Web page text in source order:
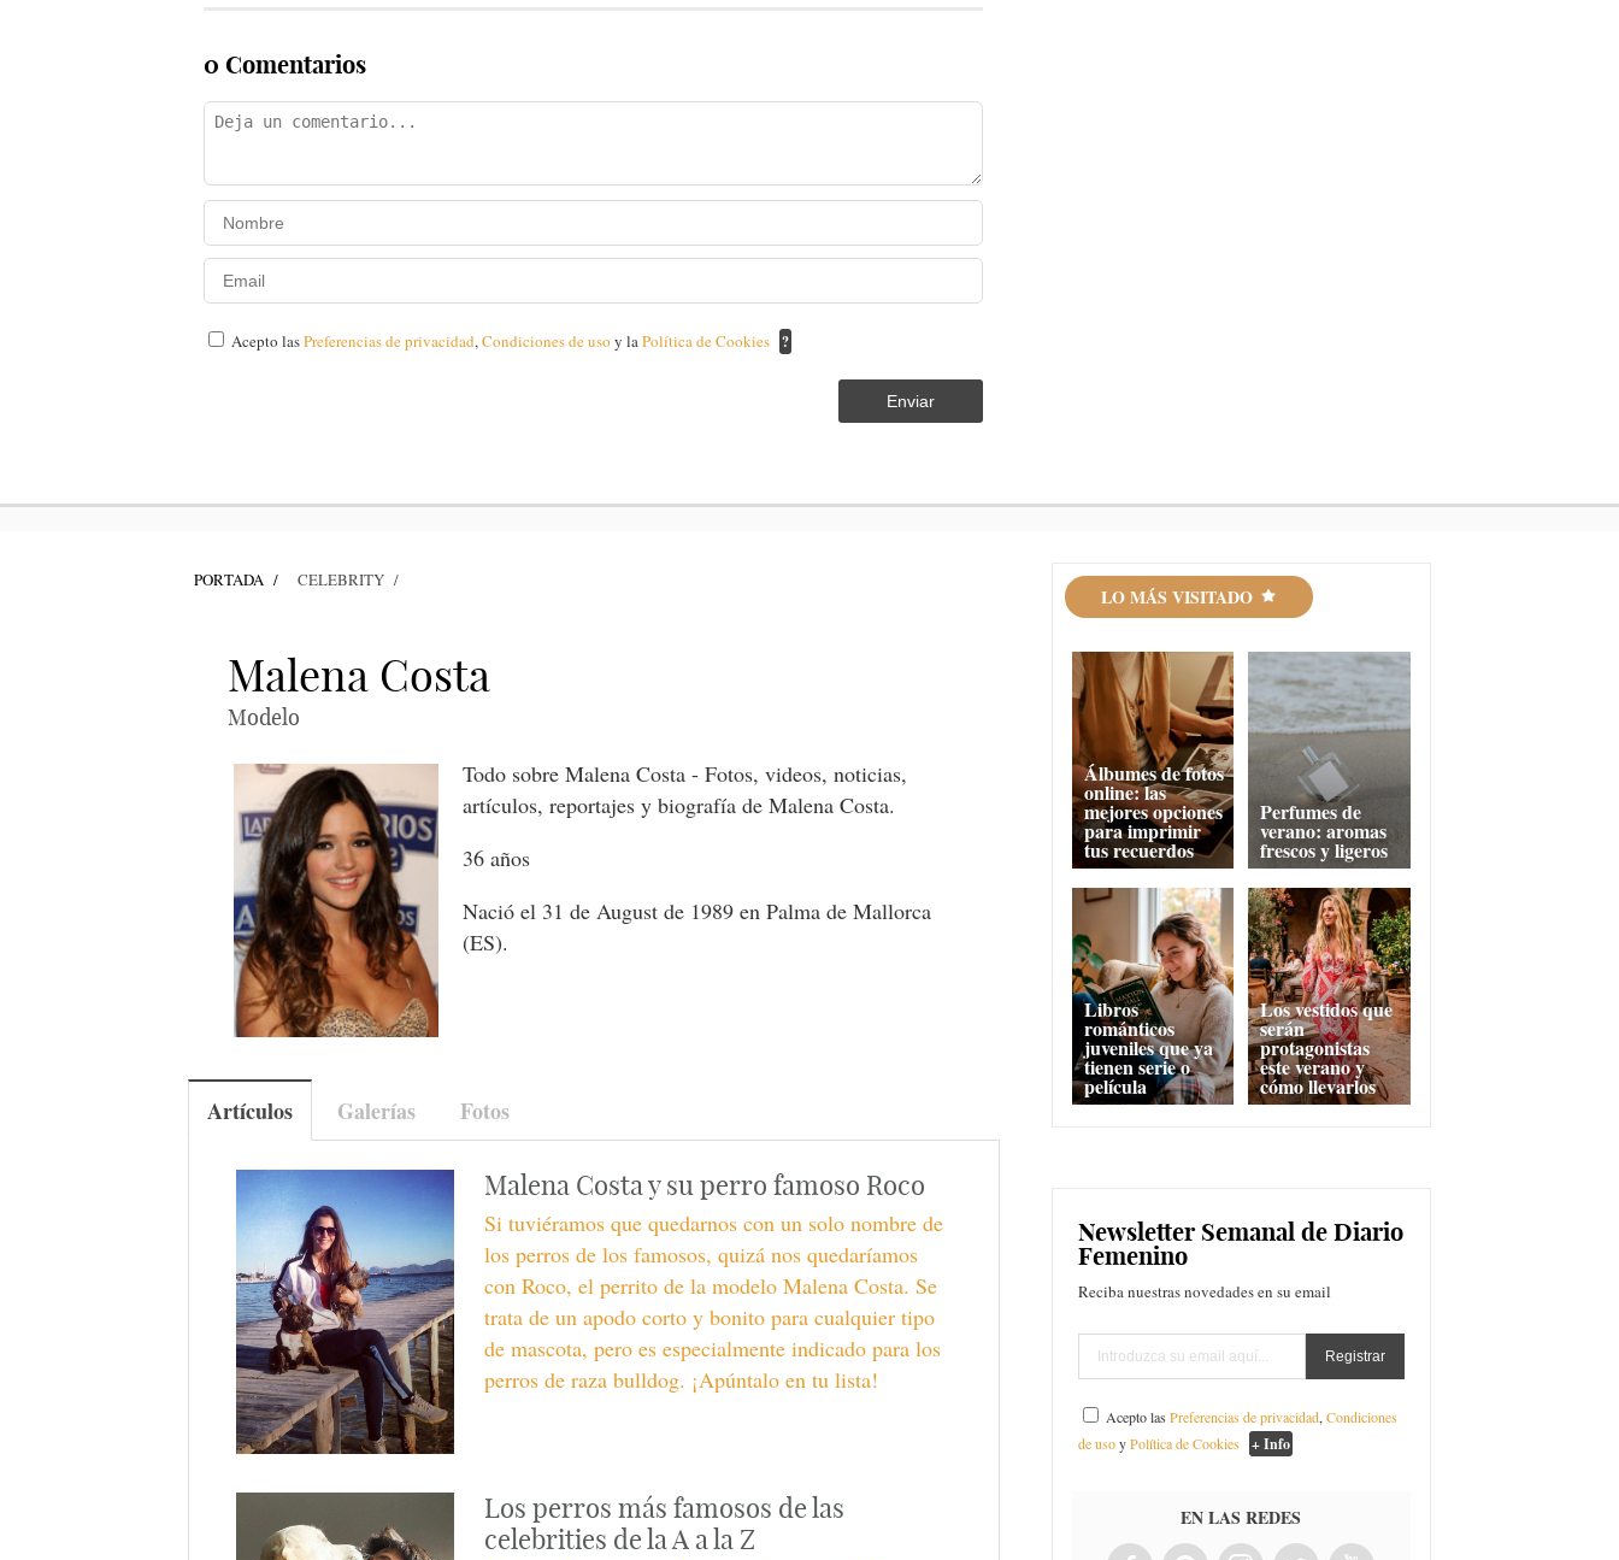
0 Comentarios
Acepto lasPreferencias de privacidad,Condiciones de usoy laPolítica de Cookies ?
Enviar
PORTADA CELEBRITY
Malena Costa
Modelo
Todo sobre Malena Costa - Fotos, videos, noticias,
artículos, reportajes y biografía de Malena Costa.
36 años
Nació el 31 de August de 1989 en Palma de Mallorca
(ES).
Artículos Galerías Fotos
Malena Costa y su perro famoso Roco
Si tuviéramos que quedarnos con un solo nombre de
los perros de los famosos, quizá nos quedaríamos
con Roco, el perrito de la modelo Malena Costa. Se
trata de un apodo corto y bonito para cualquier tipo
de mascota, pero es especialmente indicado para los
perros de raza bulldog. ¡Apúntalo en tu lista!
Los perros más famosos de las
celebrities de la A a la Z
LO MÁS VISITADO
Álbumes de fotos
online: las
mejores opciones
para imprimir
tus recuerdos
Perfumes de
verano: aromas
frescos y ligeros
Libros
románticos
juveniles que ya
tienen serie o
película
Los vestidos que
serán
protagonistas
este verano y
cómo llevarlos
Newsletter Semanal de Diario
Femenino
Reciba nuestras novedades en su email
Acepto lasPreferencias de privacidad,Condiciones
de usoyPolítica de Cookies + Info
EN LAS REDES